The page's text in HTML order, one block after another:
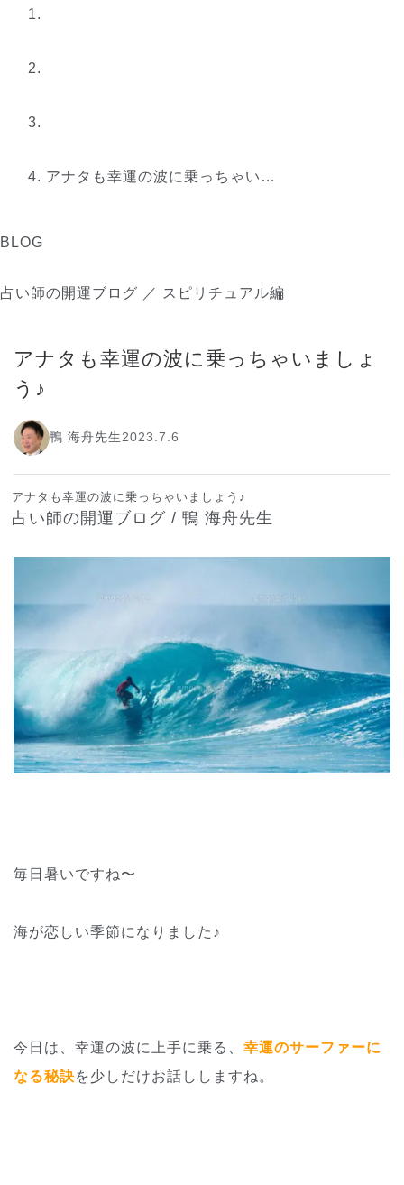
アナタも幸運の波に乗っちゃいましょう♪
占い師の開運ブログ / 鴨 海舟先生
アナタも幸運の波に乗っちゃい…
BLOG
占い師の開運ブログ ／ スピリチュアル編
アナタも幸運の波に乗っちゃいましょ
う♪
鴨 海舟先生2023.7.6
毎日暑いですね〜
海が恋しい季節になりました♪
今日は、幸運の波に上手に乗る、幸運のサーファーに
なる秘訣を少 しだけお話ししますね。